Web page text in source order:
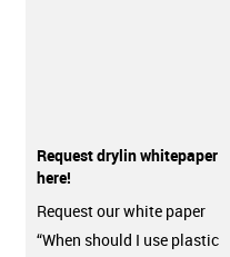
Request drylin whitepaper
here!
Request our white paper
“When should I use plastic